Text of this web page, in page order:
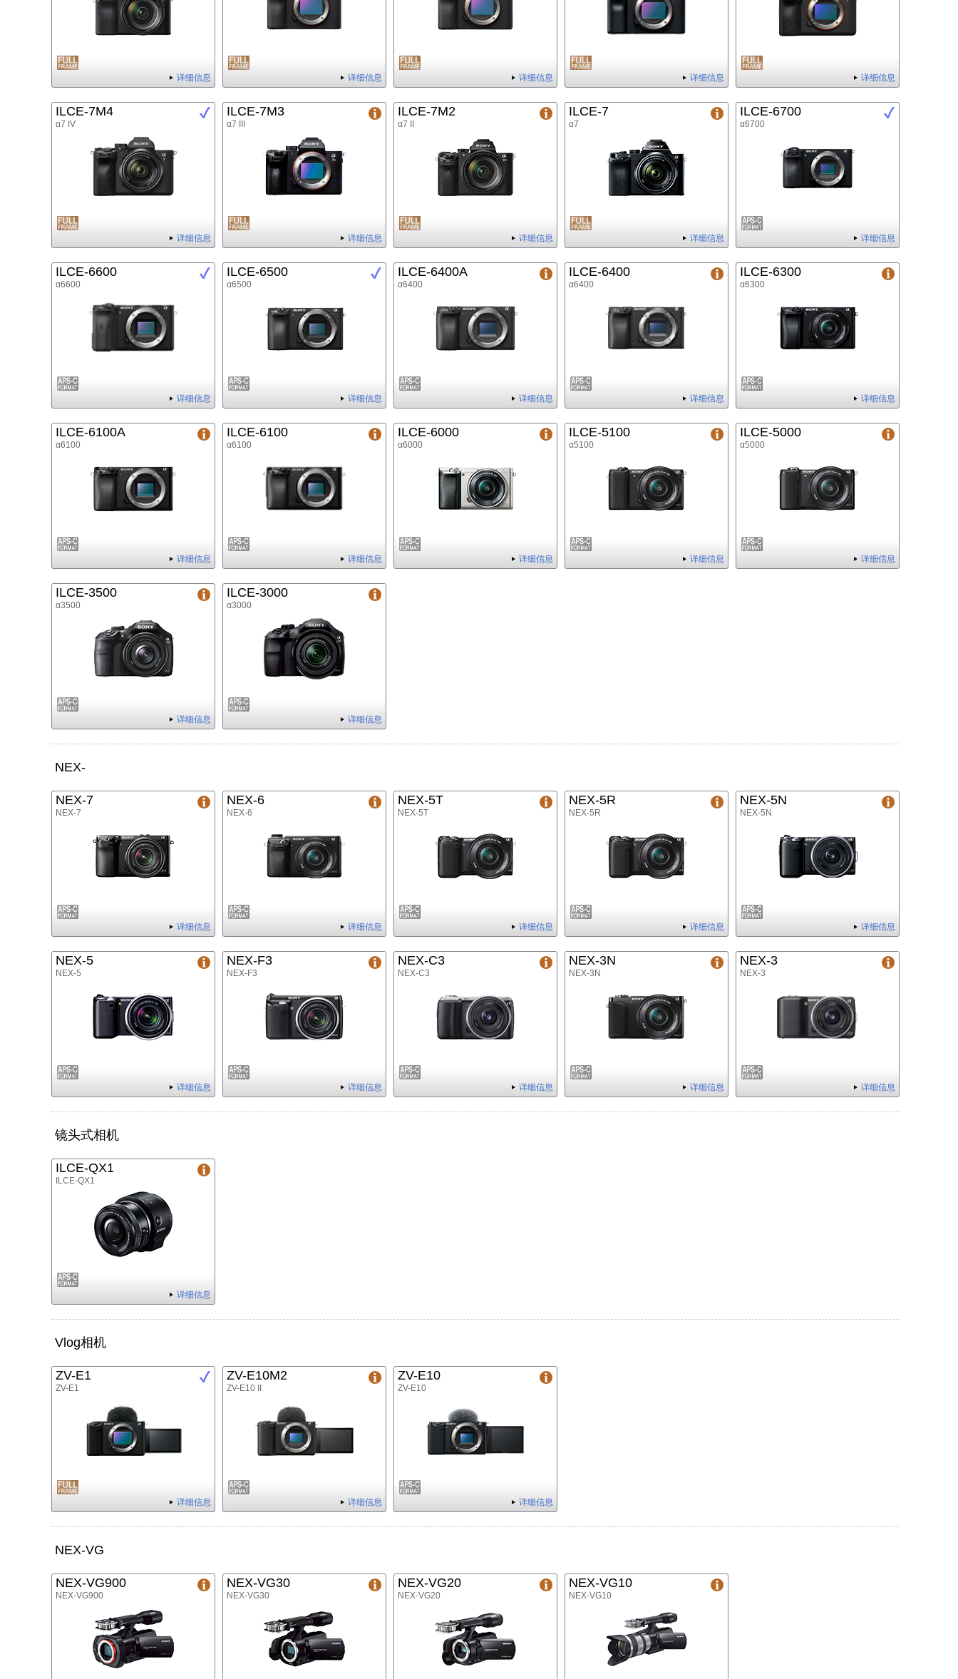
详细信息 详细信息 详细信息 详细信息 详细信息
ILCE-7M4
α7 IV
详细信息
ILCE-7M3
α7 III
详细信息
ILCE-7M2
α7 II
详细信息
ILCE-7
α7
详细信息
ILCE-6700
α6700
详细信息
ILCE-6600
α6600
详细信息
ILCE-6500
α6500
详细信息
ILCE-6400A
α6400
详细信息
ILCE-6400
α6400
详细信息
ILCE-6300
α6300
详细信息
ILCE-6100A
α6100
详细信息
ILCE-6100
α6100
详细信息
ILCE-6000
α6000
详细信息
ILCE-5100
α5100
详细信息
ILCE-5000
α5000
详细信息
ILCE-3500
α3500
详细信息
ILCE-3000
α3000
详细信息
NEX-
NEX-7
NEX-7
详细信息
NEX-6
NEX-6
详细信息
NEX-5T
NEX-5T
详细信息
NEX-5R
NEX-5R
详细信息
NEX-5N
NEX-5N
详细信息
NEX-5
NEX-5
详细信息
NEX-F3
NEX-F3
详细信息
NEX-C3
NEX-C3
详细信息
NEX-3N
NEX-3N
详细信息
NEX-3
NEX-3
详细信息
镜头式相机
ILCE-QX1
ILCE-QX1
详细信息
Vlog相机
ZV-E1
ZV-E1
详细信息
ZV-E10M2
ZV-E10 II
详细信息
ZV-E10
ZV-E10
详细信息
NEX-VG
NEX-VG900
NEX-VG900
NEX-VG30
NEX-VG30
NEX-VG20
NEX-VG20
NEX-VG10
NEX-VG10